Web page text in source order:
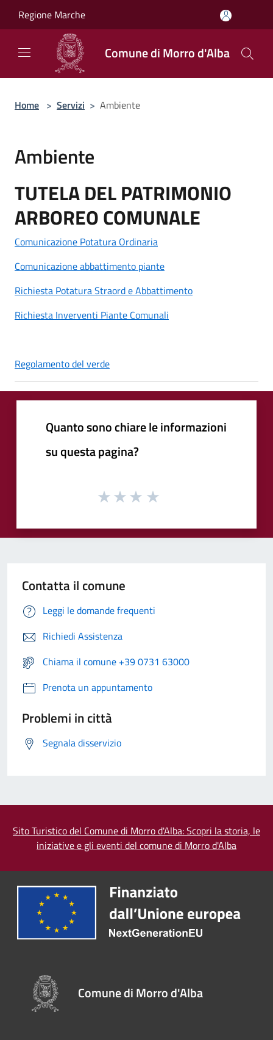
Regione Marche
Comune di Morro d'Alba
Home > Servizi > Ambiente
Ambiente
TUTELA DEL PATRIMONIO
ARBOREO COMUNALE
Comunicazione Potatura Ordinaria
Comunicazione abbattimento piante
Richiesta Potatura Straord e Abbattimento
Richiesta Inverventi Piante Comunali
Regolamento del verde
Quanto sono chiare le informazioni
su questa pagina?
Contatta il comune
Leggi le domande frequenti
Richiedi Assistenza
Chiama il comune +39 0731 63000
Prenota un appuntamento
Problemi in città
Segnala disservizio
Sito Turistico del Comune di Morro d'Alba: Scopri la storia, le
iniziative e gli eventi del comune di Morro d'Alba
Comune di Morro d'Alba